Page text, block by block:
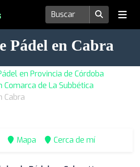
Pádel en Cabra
en Provincia de Córdoba
Comarca de La Subbética
Cabra
Mapa Cerca de mí